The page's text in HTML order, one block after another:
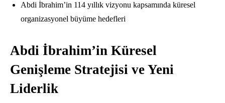
Abdi İbrahim’in 114 yıllık vizyonu kapsamında küresel
organizasyonel büyüme hedefleri
Abdi İbrahim’in Küresel
Genişleme Stratejisi ve Yeni
Liderlik